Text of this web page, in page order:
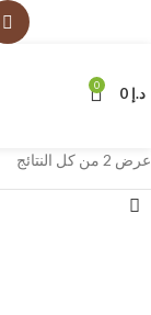
0 د.إ
عرض ⁦2⁩ من كل النتائج